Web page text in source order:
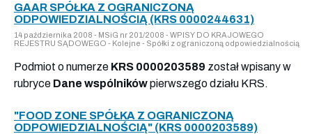
GAAR SPÓŁKA Z OGRANICZONĄ
ODPOWIEDZIALNOŚCIĄ (KRS 0000244631)
14 października 2008 - MSiG nr 201/2008 - WPISY DO KRAJOWEGO
REJESTRU SĄDOWEGO - Kolejne - Spółki z ograniczoną odpowiedzialnością
Podmiot o numerze KRS 0000203589 został wpisany w
rubryce Dane wspólnikówpierwszego działu KRS.
"FOOD ZONE SPÓŁKA Z OGRANICZONĄ
ODPOWIEDZIALNOŚCIĄ" (KRS 0000203589)